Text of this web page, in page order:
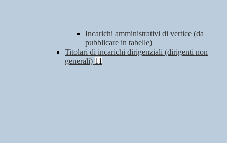
Incarichi amministrativi di vertice (da
pubblicare in tabelle)
Titolari di incarichi dirigenziali (dirigenti non
generali) 11